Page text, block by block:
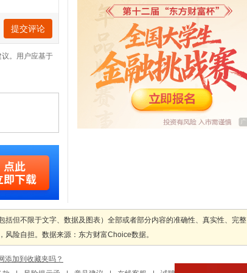
提交评论
。用户应基于
但不限于文字、数据及图表）全部或者部分内容的准确性、真实性、完整
险自担。数据来源：东方财富Choice数据。
添加到收藏夹吗？